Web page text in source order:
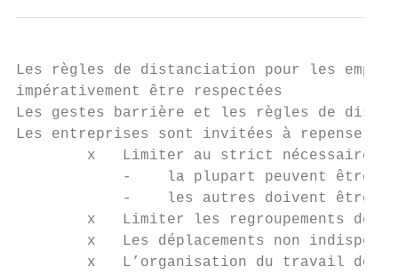
Les règles de distanciation pour les
impérativement être respectées
Les gestes barrière et les règles de
Les entreprises sont invitées à repenser
x   Limiter au strict nécessaire
-    la plupart peuvent être
-    les autres doivent être
x   Limiter les regroupements de
x   Les déplacements non
x   L’organisation du travail